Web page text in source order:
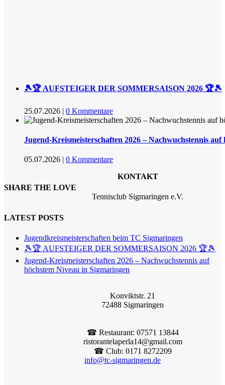
🎾🏆 AUFSTEIGER DER SOMMERSAISON 2026 🏆🎾
25.07.2026 | 0 Kommentare
Jugend-Kreismeisterschaften 2026 – Nachwuchstennis
05.07.2026 0 Kommentare
SHARE THE LOVE
LATEST POSTS
Jugendkreismeisterschaften beim TC Sigmaringen
🎾🏆 AUFSTEIGER DER SOMMERSAISON 2026 🏆🎾
Jugend-Kreismeisterschaften 2026 – Nachwuchstennis auf
höchstem Niveau in Sigmaringen
KONTAKT
Tennisclub Sigmaringen e.V.
Konviktstr. 21
72488 Sigmaringen
☎︎ Restaurant: 07571 13844
ristorantelaperla14@gmail.com
☎︎ Club: 0171 8272209
info@tc-sigmaringen.de